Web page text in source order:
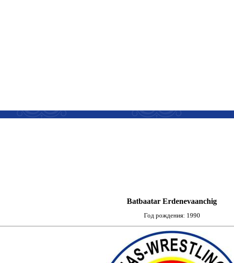
Batbaatar Erdenevaanchig
Год рождения: 1990